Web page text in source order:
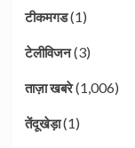
टीकमगड(1)
टेलीविजन(3)
ताज़ा खबरे(1,006)
तेंदूखेड़ा(1)